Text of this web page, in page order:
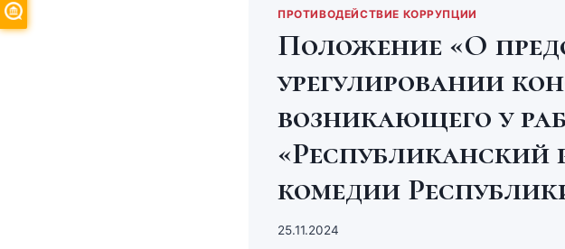
ПРОТИВОДЕЙСТВИЕ КОРРУПЦИИ
Положение «О
урегулировании
возникающего у
«Республиканский
комедии
25.11.2024